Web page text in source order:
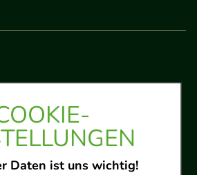
Daten ist uns wichtig!